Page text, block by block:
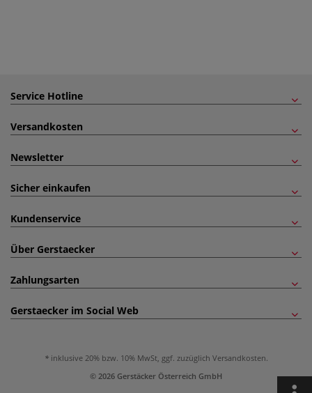
Service Hotline
Versandkosten
Newsletter
Sicher einkaufen
Kundenservice
Über Gerstaecker
Zahlungsarten
Gerstaecker im Social Web
inklusive 20% bzw. 10% MwSt, ggf. zuzüglich Versandkosten.
© 2026 Gerstäcker Österreich GmbH